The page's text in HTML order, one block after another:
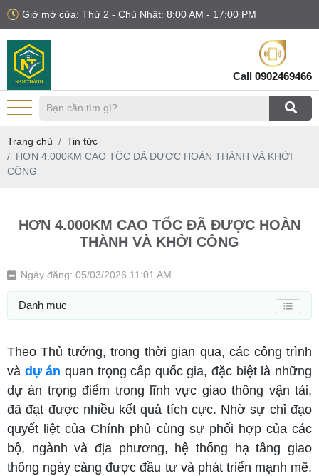
Giờ mở cửa: Thứ 2 - Chủ Nhật: 8:00 AM - 17:00 PM
Call 0902469466
Trang chủ
Tin tức
HƠN 4.000KM CAO TỐC ĐÃ ĐƯỢC HOÀN THÀNH VÀ KHỞI
CÔNG
HƠN 4.000KM CAO TỐC ĐÃ ĐƯỢC HOÀN
THÀNH VÀ KHỞI CÔNG
Ngày đăng: 05/03/2026 11:01 AM
Danh mục
Theo Thủ tướng, trong thời gian qua, các công trình
và dự án quan trọng cấp quốc gia, đặc biệt là những
dự án trọng điểm trong lĩnh vực giao thông vận tải,
đã đạt được nhiều kết quả tích cực. Nhờ sự chỉ đạo
quyết liệt của Chính phủ cùng sự phối hợp của các
bộ, ngành và địa phương, hệ thống hạ tầng giao
thông ngày càng được đầu tư và phát triển mạnh mẽ.